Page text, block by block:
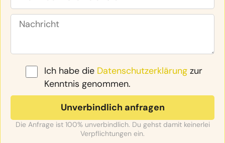
Ich habe die Datenschutzerklärung zur
Kenntnis genommen.
Die Anfrage ist 100% unverbindlich. Du gehst damit keinerlei
Verpflichtungen ein.